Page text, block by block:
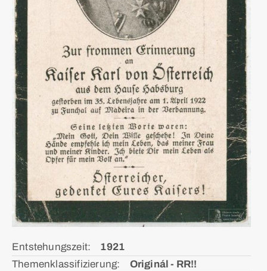
Entstehungszeit:ᅠ 1921
Themenklassifizierung:ᅠ Originál - RR!!